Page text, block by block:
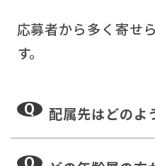
応募者から多く寄せ
す。
Q 配属先はどのよ